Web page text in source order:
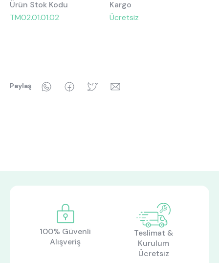
Ürün Stok Kodu
TM02.01.01.02
Kargo
Ücretsiz
Paylaş WhatsAppFacebookTwitter
100% Güvenli
Alışveriş
Teslimat &
Kurulum
Ücretsiz